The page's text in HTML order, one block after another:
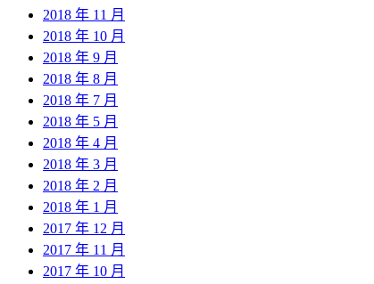
2018 年 11 月
2018 年 10 月
2018 年 9 月
2018 年 8 月
2018 年 7 月
2018 年 5 月
2018 年 4 月
2018 年 3 月
2018 年 2 月
2018 年 1 月
2017 年 12 月
2017 年 11 月
2017 年 10 月